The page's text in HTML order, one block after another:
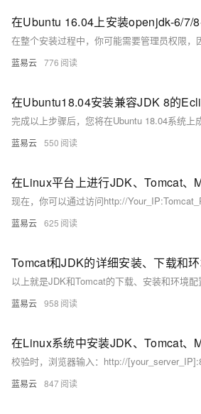
在Ubuntu 16.04上安装openjdk-6/7/
蓝易云 776
蓝易云 550
蓝易云 625
Tomcat和JDK的详细安装、下载和
蓝易云 958
蓝易云 847